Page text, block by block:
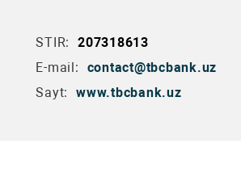
STIR:
207318613
E-mail:
contact@tbcbank.uz
Sayt:
www.tbcbank.uz